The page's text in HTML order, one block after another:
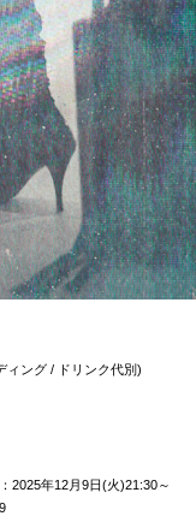
ィング / ドリンク代別)
2025年12月9日(火)21:30～